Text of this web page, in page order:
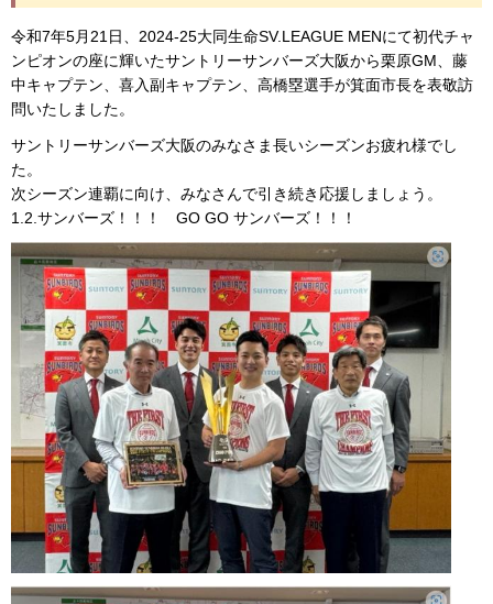
令和7年5月21日、2024-25大同生命SV.LEAGUE MENにて初代チャ
ンピオンの座に輝いたサントリーサンバーズ大阪から栗原GM、藤
中キャプテン、喜入副キャプテン、高橋塁選手が箕面市長を表敬訪
問いたしました。
サントリーサンバーズ大阪のみなさま長いシーズンお疲れ様でし
た。
次シーズン連覇に向け、みなさんで引き続き応援しましょう。
1.2.サンバーズ！！！ GO GO サンバーズ！！！